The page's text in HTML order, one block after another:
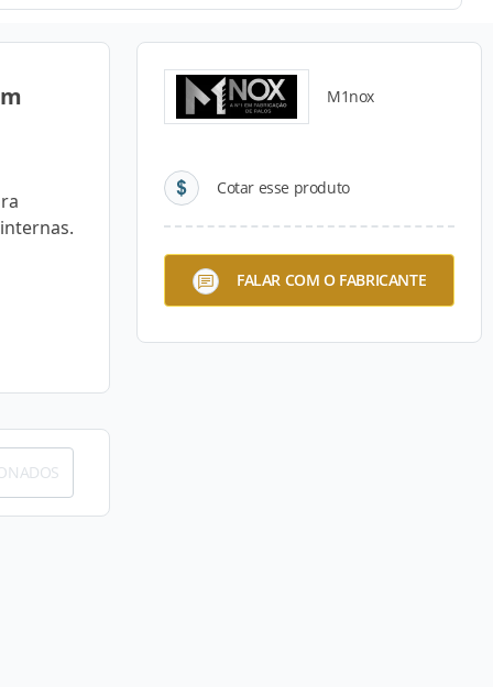
M1nox
Cotar esse produto
FALAR COM O FABRICANTE